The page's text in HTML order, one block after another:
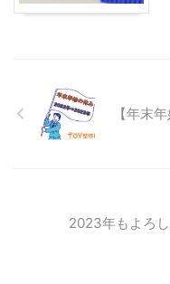
【年末
2023年もよろ